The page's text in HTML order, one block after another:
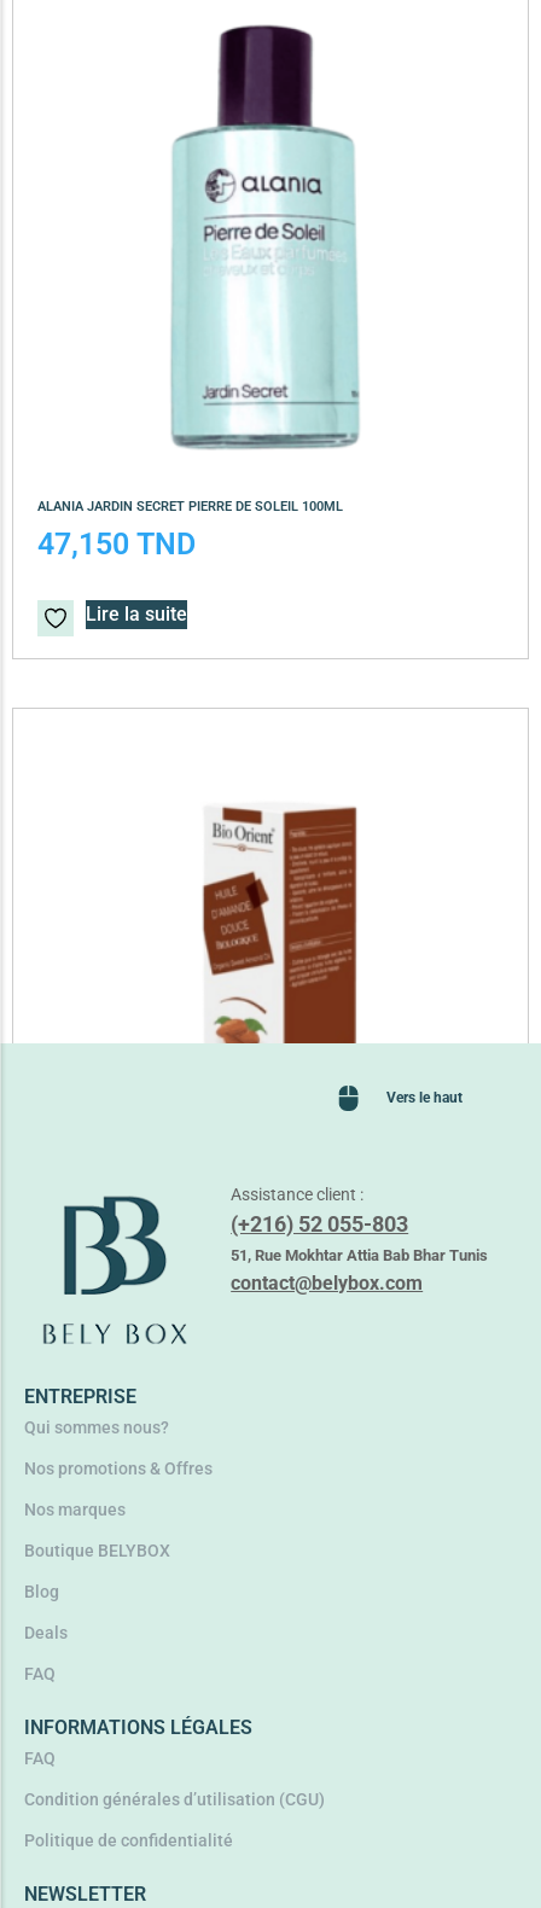
BIO ORIENT HUILE D’AMANDE DOUCE
À partir de5,400 TND
Lire la suite
ALANIA JARDIN SECRET PIERRE DE SOLEIL 100ML
47,150 TND
Lire la suite
Vers le haut
Assistance client :
(+216) 52 055-803
51, Rue Mokhtar Attia Bab Bhar Tunis
contact@belybox.com
ENTREPRISE
Qui sommes nous?
Nos promotions & Offres
Nos marques
Boutique BELYBOX
Blog
Deals
FAQ
INFORMATIONS LÉGALES
FAQ
Condition générales d’utilisation (CGU)
Politique de confidentialité
NEWSLETTER